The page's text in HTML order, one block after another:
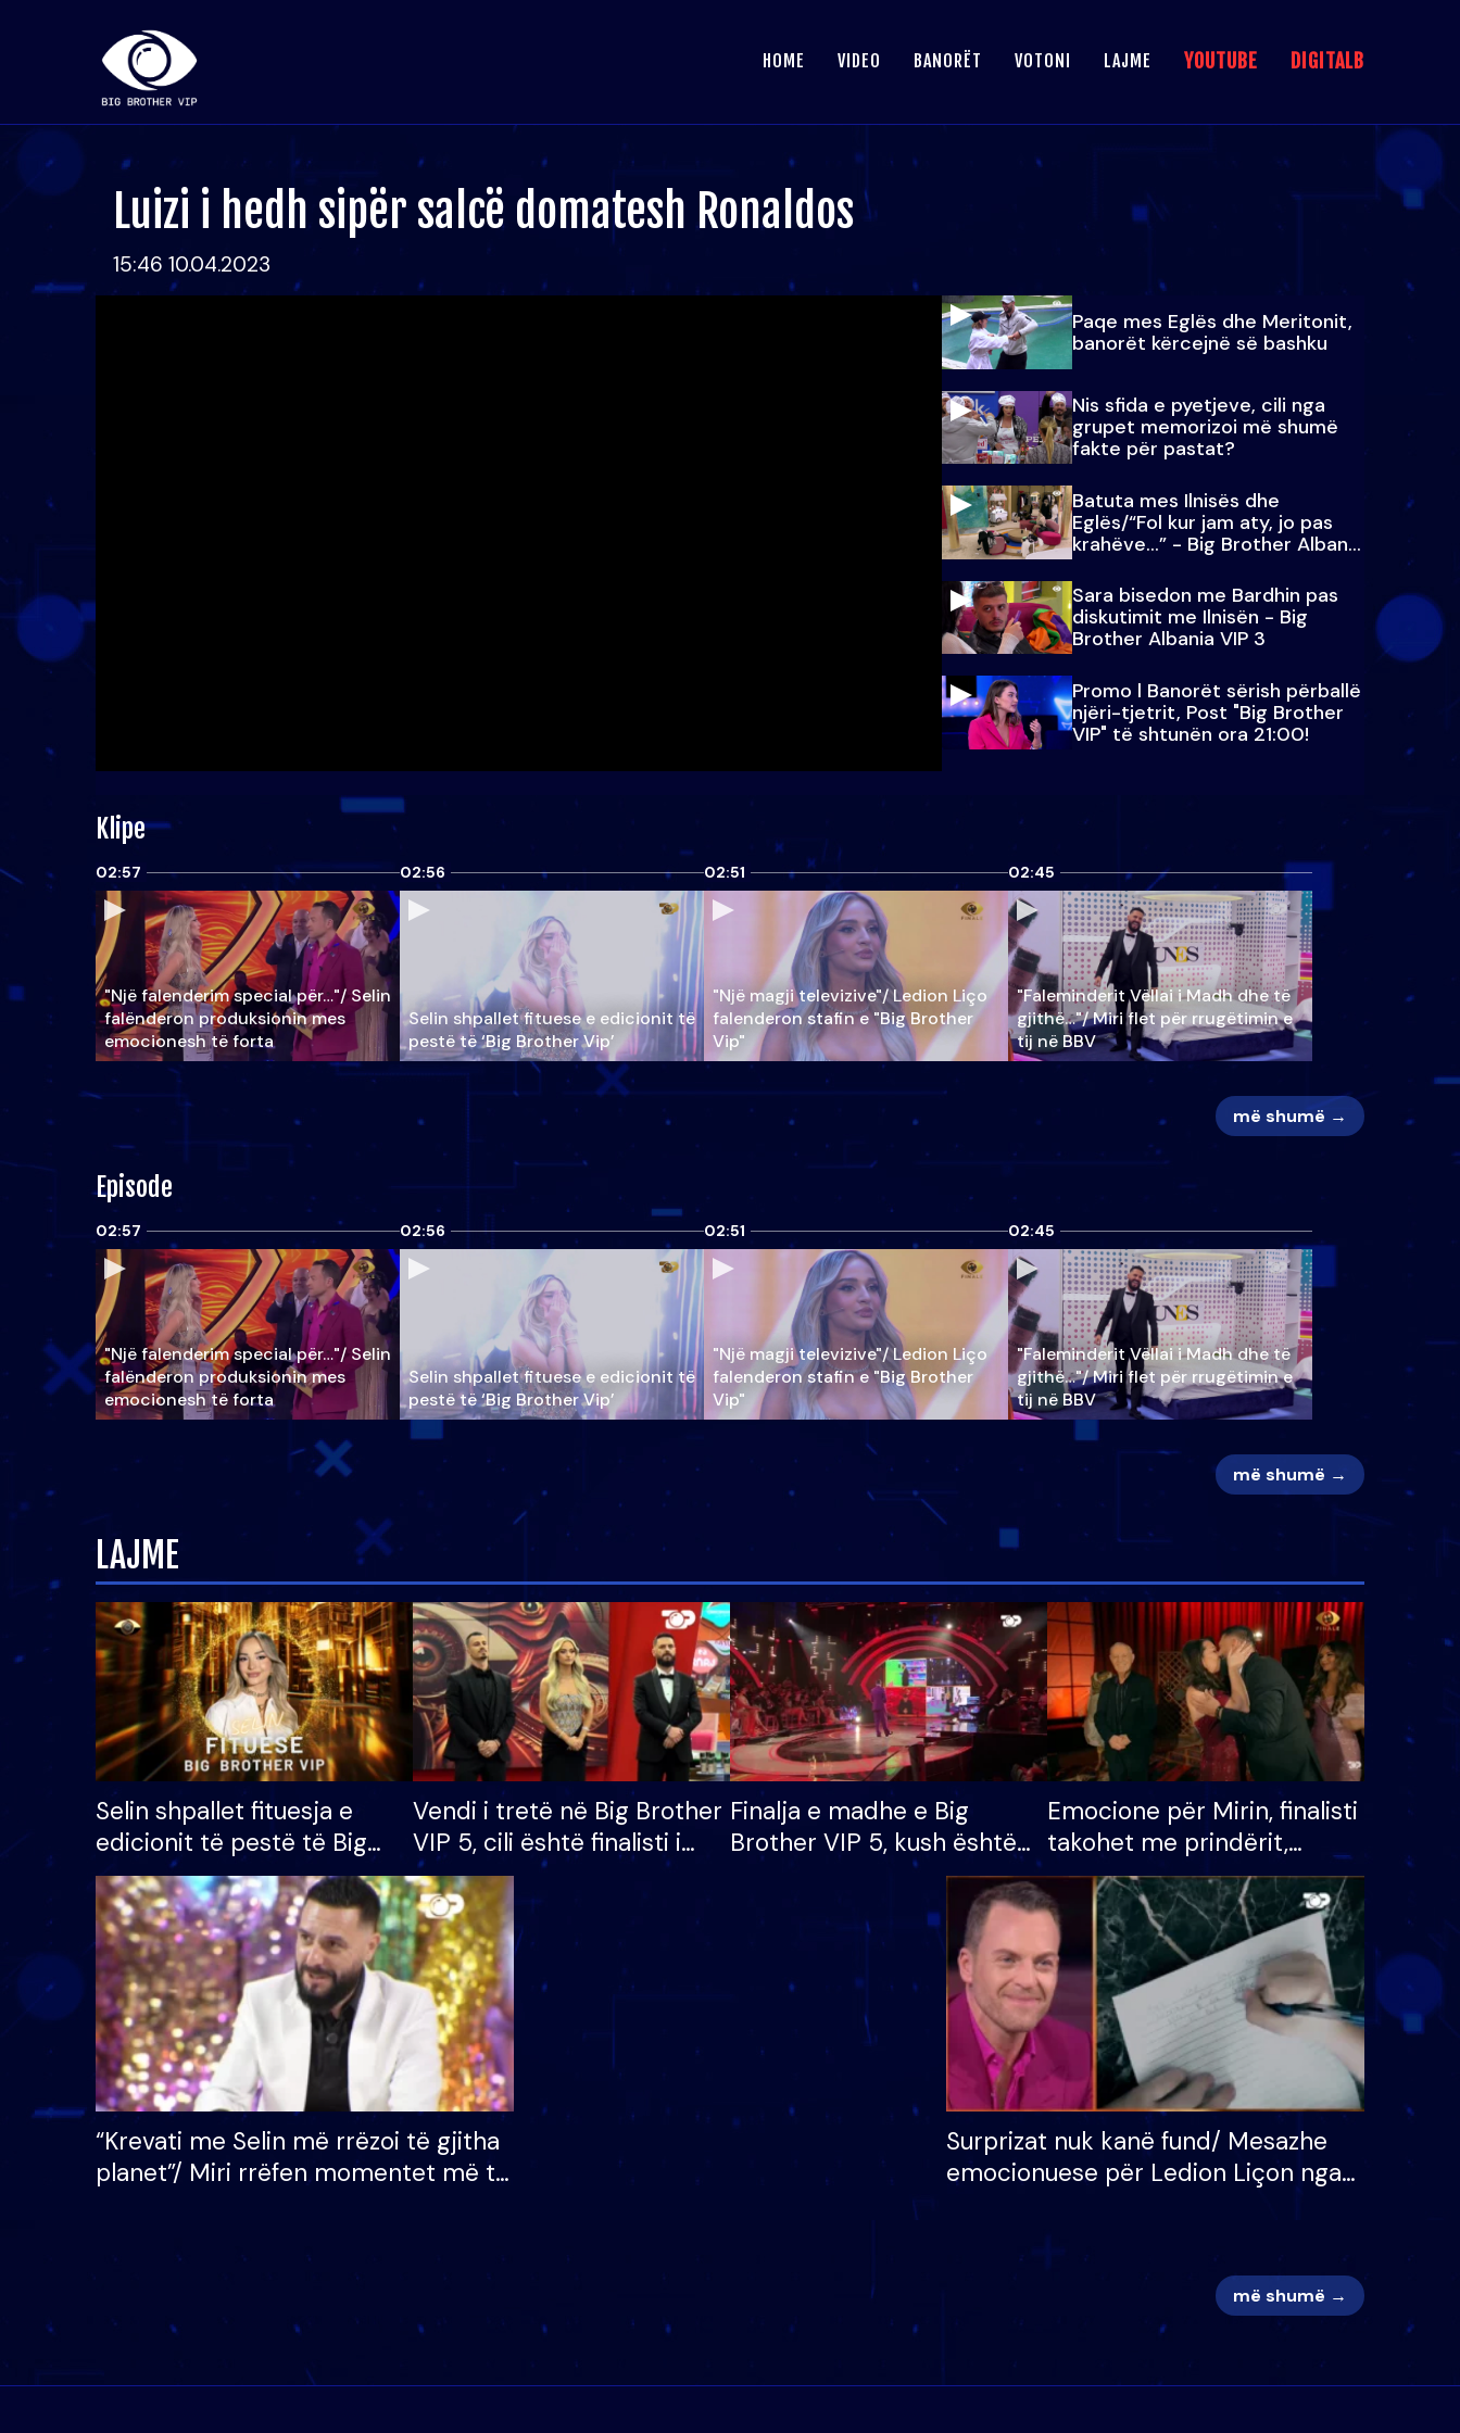
HOME VIDEO BANORËT VOTONI LAJME YOUTUBE DIGITALB
Luizi i hedh sipër salcë domatesh Ronaldos
15:46 10.04.2023
Paqe mes Eglës dhe Meritonit,
banorët kërcejnë së bashku
Nis sfida e pyetjeve, cili nga
grupet memorizoi më shumë
fakte për pastat?
Batuta mes Ilnisës dhe
Eglës/“Fol kur jam aty, jo pas
krahëve…” - Big Brother Albania
VIP 3
Sara bisedon me Bardhin pas
diskutimit me Ilnisën - Big
Brother Albania VIP 3
Promo l Banorët sërish përballë
njëri-tjetrit, Post "Big Brother
VIP" të shtunën ora 21:00!
Klipe
02:57
"Një falenderim special për…"/ Selin
falënderon produksionin mes
emocionesh të forta
02:56
Selin shpallet fituese e edicionit të
pestë të ‘Big Brother Vip’
02:51
"Një magji televizive"/ Ledion Liço
falenderon stafin e "Big Brother
Vip"
02:45
"Faleminderit Vëllai i Madh dhe të
gjithë…"/ Miri flet për rrugëtimin e
tij në BBV
më shumë →
Episode
02:57
"Një falenderim special për…"/ Selin
falënderon produksionin mes
emocionesh të forta
02:56
Selin shpallet fituese e edicionit të
pestë të ‘Big Brother Vip’
02:51
"Një magji televizive"/ Ledion Liço
falenderon stafin e "Big Brother
Vip"
02:45
"Faleminderit Vëllai i Madh dhe të
gjithë…"/ Miri flet për rrugëtimin e
tij në BBV
më shumë →
LAJME
Selin shpallet fituesja e
edicionit të pestë të Big
Brother VIP, rrëmben
çmimin e madh prej 100
mijë eurosh
Vendi i tretë në Big Brother
VIP 5, cili është finalisti i
radhës që lë shtëpinë
Finalja e madhe e Big
Brother VIP 5, kush është
banori i parë që lë shtëpinë
dhe humb mundësinë për
të fituar çmimin e madh
Emocione për Mirin, finalisti
takohet me prindërit,
vajzën dhe bashkëshorten:
S’kemi ndonjë letër divorci
apo jo?
“Krevati me Selin më rrëzoi të gjitha
planet”/ Miri rrëfen momentet më të
Surprizat nuk kanë fund/ Mesazhe
emocionuese për Ledion Liçon nga
më shumë →